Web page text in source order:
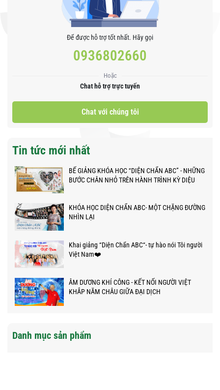
Để được hỗ trợ tốt nhất. Hãy gọi
0936802660
Hoặc
Chat hỗ trợ trực tuyến
Chat với chúng tôi
Tin tức mới nhất
BẾ GIẢNG KHÓA HỌC “DIỆN CHẨN ABC” - NHỮNG
BƯỚC CHÂN NHỎ TRÊN HÀNH TRÌNH KỲ DIỆU
KHÓA HỌC DIỆN CHẨN ABC- MỘT CHẶNG ĐƯỜNG
NHÌN LẠI
Khai giảng “Diện Chẩn ABC“- tự hào nói Tôi người
Việt Nam❤️
ÂM DƯƠNG KHÍ CÔNG - KẾT NỐI NGƯỜI VIỆT
KHẮP NĂM CHÂU GIỮA ĐẠI DỊCH
Danh mục sản phẩm